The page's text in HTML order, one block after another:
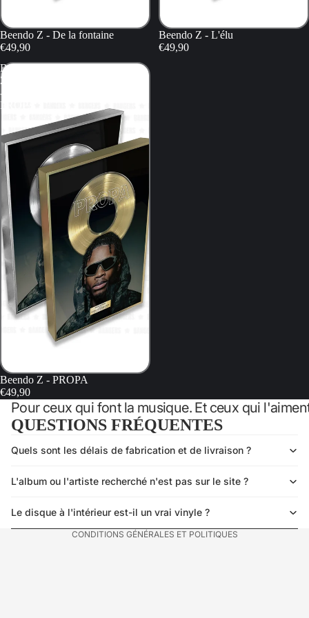
Beendo Z - De la fontaine
€49,90
Beendo Z - L'élu
€49,90
Beendo
Z
-
PROPA
Beendo Z - PROPA
€49,90
Pour ceux qui font la musique. Et ceux qui
QUESTIONS FRÉQUENTES
Quels sont les délais de fabrication et de livraison ?
L'album ou l'artiste recherché n'est pas sur le site ?
Le disque à l'intérieur est-il un vrai vinyle ?
CONDITIONS GÉNÉRALES ET POLITIQUES
Politique de confidentialité
Conditions générales de vente